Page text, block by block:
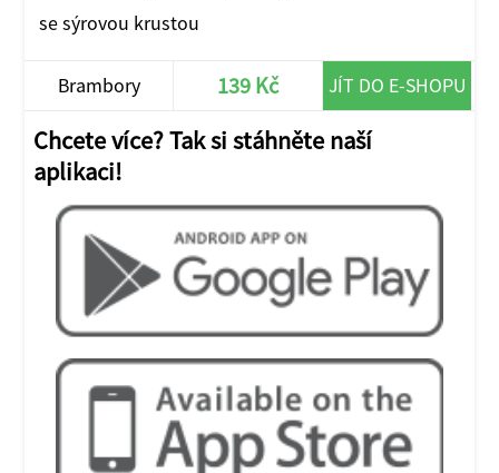
se sýrovou krustou
Brambory 139 Kč JÍT DO E-SHOPU
Chcete více? Tak si stáhněte naší
aplikaci!